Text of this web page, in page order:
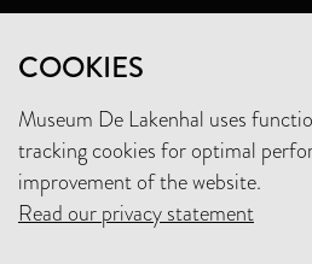
COOKIES
Museum De Lakenhal uses
tracking cookies for optimal
improvement of the website.
Read our privacy statement
+31 (0)71 5165360
INFO@LAKENHAL.NL
SUPPORT THE MUSEUM